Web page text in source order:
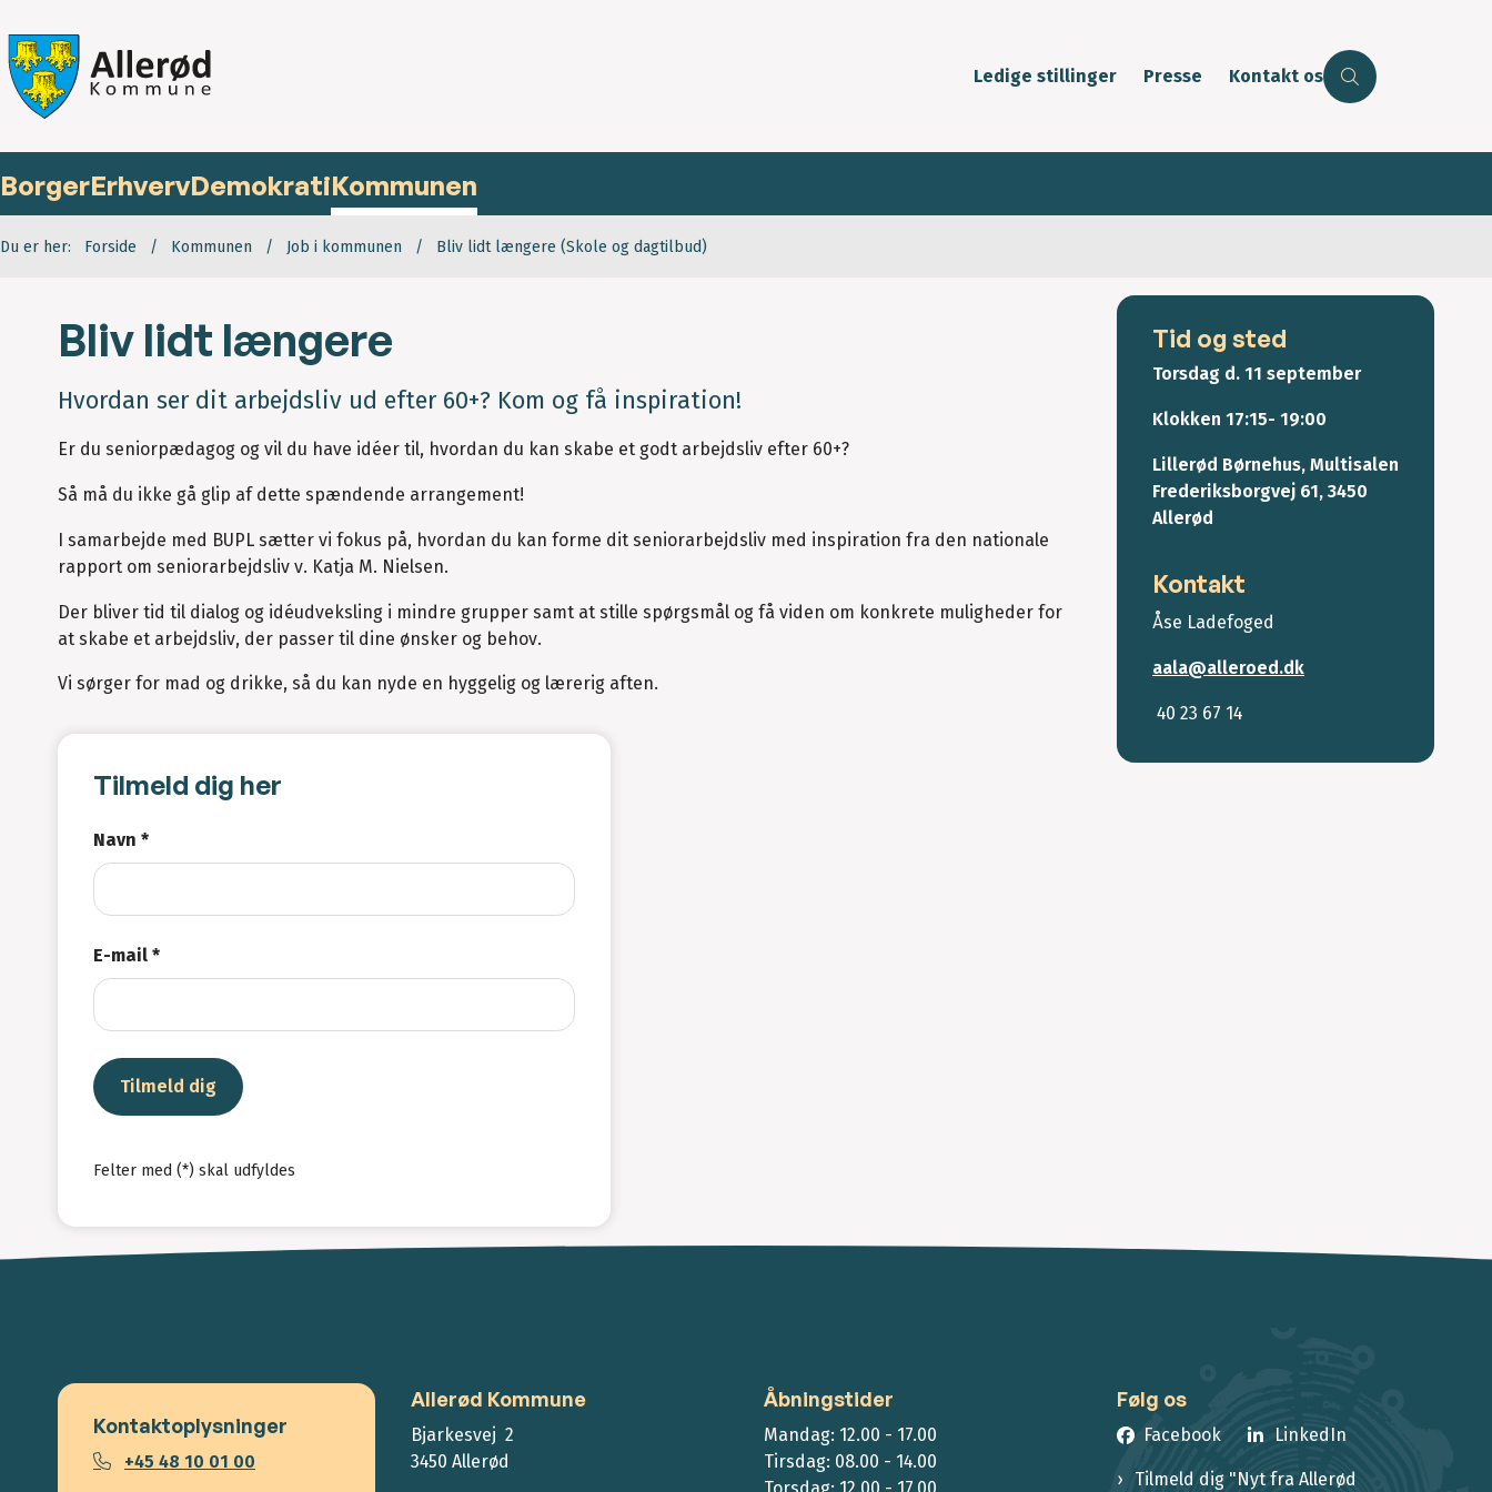
Ledige stillinger Presse Kontakt os
BorgerErhvervDemokratiKommunen
Du er her: Forside Kommunen Job i kommunen Bliv lidt længere (Skole og dagtilbud)
Bliv lidt længere
Hvordan ser dit arbejdsliv ud efter 60+? Kom og få inspiration!
Er du seniorpædagog og vil du have idéer til, hvordan du kan skabe et godt arbejdsliv efter 60+?
Så må du ikke gå glip af dette spændende arrangement!
I samarbejde med BUPL sætter vi fokus på, hvordan du kan forme dit seniorarbejdsliv med inspiration fra den nationale
rapport om seniorarbejdsliv v. Katja M. Nielsen.
Der bliver tid til dialog og idéudveksling i mindre grupper samt at stille spørgsmål og få viden om konkrete muligheder for
at skabe et arbejdsliv, der passer til dine ønsker og behov.
Vi sørger for mad og drikke, så du kan nyde en hyggelig og lærerig aften.
Tilmeld dig her
Navn *
E-mail *
Tilmeld dig
Felter med (*) skal udfyldes
Tid og sted
Torsdag d. 11 september
Klokken 17:15- 19:00
Lillerød Børnehus, Multisalen
Frederiksborgvej 61, 3450
Allerød
Kontakt
Åse Ladefoged
aala@alleroed.dk
40 23 67 14
Kontaktoplysninger
+45 48 10 01 00
Allerød Kommune
Bjarkesvej 2
3450 Allerød
Åbningstider
Mandag: 12.00 - 17.00
Tirsdag: 08.00 - 14.00
Følg os
Facebook LinkedIn
Tilmeld dig "Nyt fra Allerød